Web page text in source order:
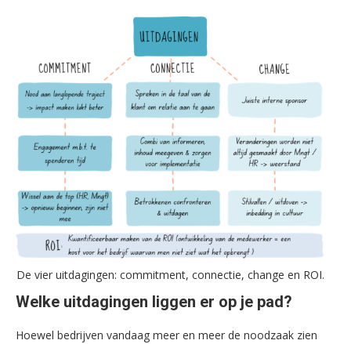
De vier uitdagingen: commitment, connectie, change en ROI.
Welke uitdagingen liggen er op je pad?
Hoewel bedrijven vandaag meer en meer de noodzaak zien